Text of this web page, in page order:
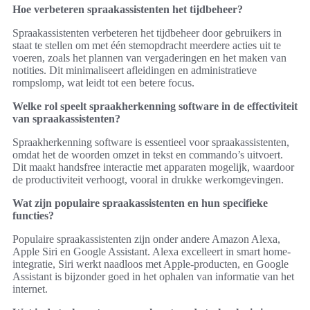
Hoe verbeteren spraakassistenten het tijdbeheer?
Spraakassistenten verbeteren het tijdbeheer door gebruikers in
staat te stellen om met één stemopdracht meerdere acties uit te
voeren, zoals het plannen van vergaderingen en het maken van
notities. Dit minimaliseert afleidingen en administratieve
rompslomp, wat leidt tot een betere focus.
Welke rol speelt spraakherkenning software in de effectiviteit
van spraakassistenten?
Spraakherkenning software is essentieel voor spraakassistenten,
omdat het de woorden omzet in tekst en commando’s uitvoert.
Dit maakt handsfree interactie met apparaten mogelijk, waardoor
de productiviteit verhoogt, vooral in drukke werkomgevingen.
Wat zijn populaire spraakassistenten en hun specifieke
functies?
Populaire spraakassistenten zijn onder andere Amazon Alexa,
Apple Siri en Google Assistant. Alexa excelleert in smart home-
integratie, Siri werkt naadloos met Apple-producten, en Google
Assistant is bijzonder goed in het ophalen van informatie van het
internet.